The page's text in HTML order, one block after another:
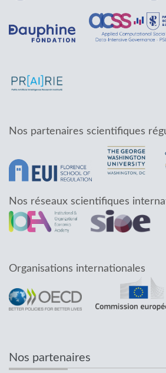
Nos partenaires scientifiques
Nos réseaux scientifiques
Organisations internationales
Nos partenaires